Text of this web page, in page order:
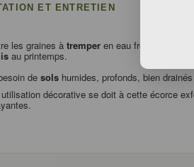
ET ENTRETIEN
les graines àtremper en eau froide
au printemps.
desols humides, profonds, bien
décorative se doit à cette écorce